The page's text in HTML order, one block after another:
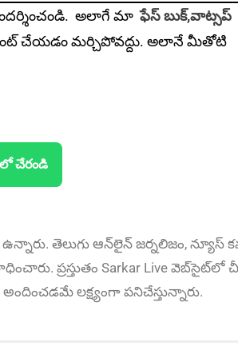
అలాగే మాఫేస్ బుక్,వాట్సప్
చేయడం మర్చిపోవద్దు. అలానే మీతోటి
చేరండి
తెలుగు ఆన్‌లైన్‌ జర్నలిజం, న్యూస్
ప్రస్తుతం Sarkar Live వెబ్‌సైట్‌లో
అందించడమే లక్ష్యంగా పనిచేస్తున్నారు.